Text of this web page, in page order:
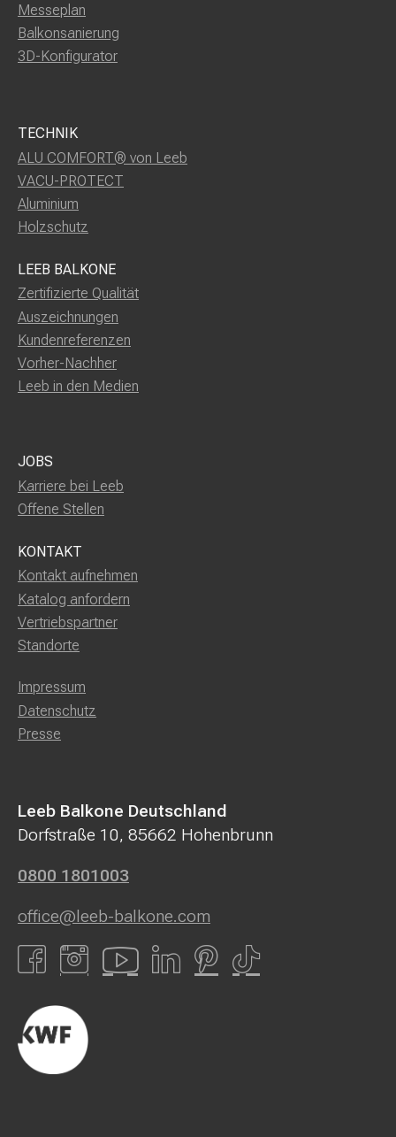
Messeplan
Balkonsanierung
3D-Konfigurator
TECHNIK
ALU COMFORT® von Leeb
VACU-PROTECT
Aluminium
Holzschutz
LEEB BALKONE
Zertifizierte Qualität
Auszeichnungen
Kundenreferenzen
Vorher-Nachher
Leeb in den Medien
JOBS
Karriere bei Leeb
Offene Stellen
KONTAKT
Kontakt aufnehmen
Katalog anfordern
Vertriebspartner
Standorte
Impressum
Datenschutz
Presse
Leeb Balkone Deutschland
Dorfstraße 10, 85662 Hohenbrunn
0800 1801003
office@leeb-balkone.com